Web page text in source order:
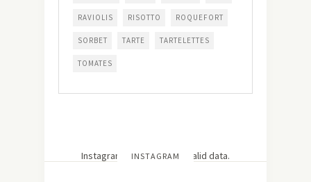
RAVIOLIS RISOTTO ROQUEFORT
SORBET TARTE TARTELETTES
TOMATES
INSTAGRAM
Instagram has returned invalid data.